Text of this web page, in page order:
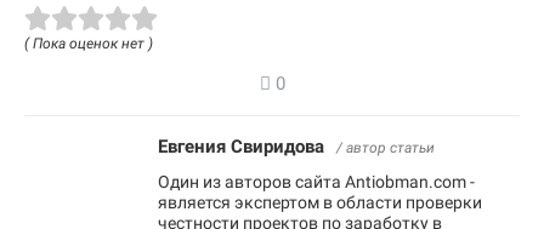
( Пока оценок нет )
0
Евгения Свиридова / автор статьи
Один из авторов сайта Antiobman.com -
является экспертом в области проверки
честности проектов по заработку в